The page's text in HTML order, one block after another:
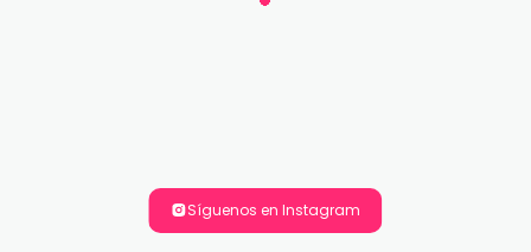
Síguenos en Instagram